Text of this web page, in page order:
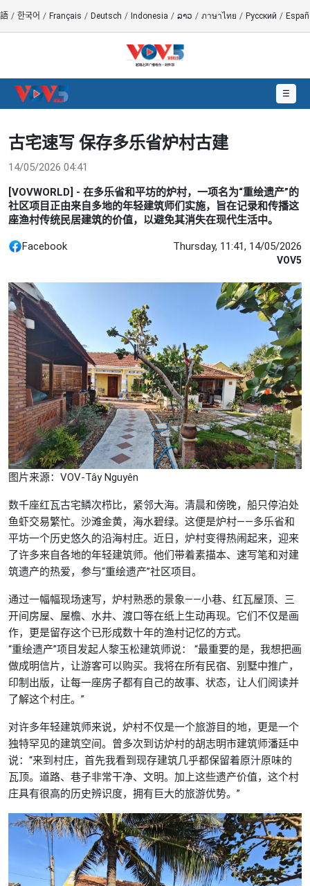
/ 한국어 / Français / Deutsch / Indonesia / ລາວ / ภาษาไทย / Русский /
☰
古宅速写 保存多乐省炉村古建
14/05/2026 04:41
[VOVWORLD] - 在多乐省和平坊的炉村，一项名为“重绘遗产”的
社区项目正由来自多地的年轻建筑师们实施，旨在记录和传播这
座渔村传统民居建筑的价值，以避免其消失在现代生活中。
Facebook Thursday, 11:41, 14/05/2026
VOV5
图片来源：VOV-Tây Nguyên
数千座红瓦古宅鳞次栉比，紧邻大海。清晨和傍晚，船只停泊处
鱼虾交易繁忙。沙滩金黄，海水碧绿。这便是炉村——多乐省和
平坊一个历史悠久的沿海村庄。近日，炉村变得热闹起来，迎来
了许多来自各地的年轻建筑师。他们带着素描本、速写笔和对建
筑遗产的热爱，参与“重绘遗产”社区项目。
通过一幅幅现场速写，炉村熟悉的景象——小巷、红瓦屋顶、三
开间房屋、屋檐、水井、渡口等在纸上生动再现。它们不仅是画
作，更是留存这个已形成数十年的渔村记忆的方式。
“重绘遗产”项目发起人黎玉松建筑师说： “最重要的是，我想把画
做成明信片，让游客可以购买。我将在所有民宿、别墅中推广，
印制出版，让每一座房子都有自己的故事、状态，让人们阅读并
了解这个村庄。”
对许多年轻建筑师来说，炉村不仅是一个旅游目的地，更是一个
独特罕见的建筑空间。曾多次到访炉村的胡志明市建筑师潘廷中
说：“来到村庄，首先我看到现存建筑几乎都保留着原汁原味的
瓦顶。道路、巷子非常干净、文明。加上这些遗产价值，这个村
庄具有很高的历史辨识度，拥有巨大的旅游优势。”